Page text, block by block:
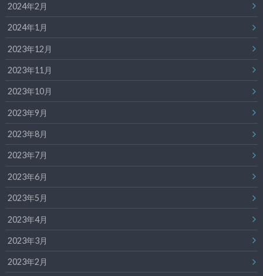
2024年2月
2024年1月
2023年12月
2023年11月
2023年10月
2023年9月
2023年8月
2023年7月
2023年6月
2023年5月
2023年4月
2023年3月
2023年2月